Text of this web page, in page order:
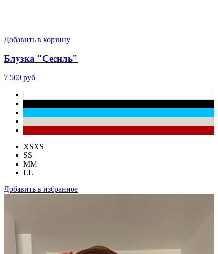
Добавить в корзину
Блузка "Сесиль"
7 500 руб.
XSXS
SS
MM
LL
Добавить в избранное